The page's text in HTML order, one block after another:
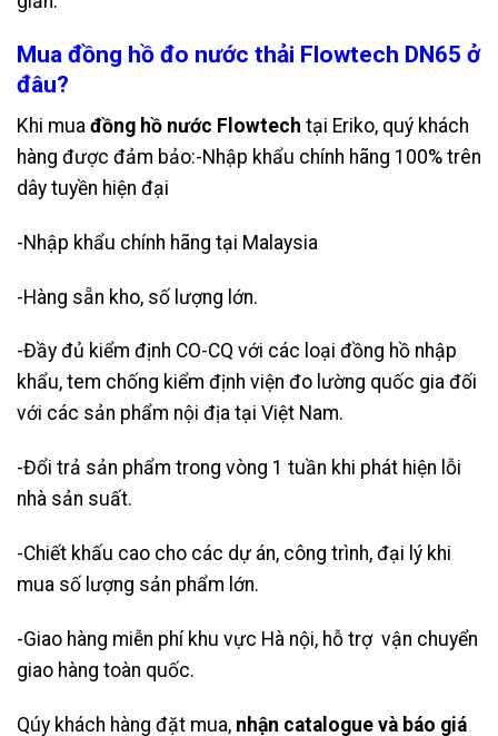
Mua đồng hồ đo nước thải Flowtech DN65 ở
đâu?
Khi mua đồng hồ nước Flowtech tại Eriko, quý khách
hàng được đảm bảo:-Nhập khẩu chính hãng 100% trên
dây tuyền hiện đại
-Nhập khẩu chính hãng tại Malaysia
-Hàng sẵn kho, số lượng lớn.
-Đầy đủ kiểm định CO-CQ với các loại đồng hồ nhập
khẩu, tem chống kiểm định viện đo lường quốc gia đối
với các sản phẩm nội địa tại Việt Nam.
-Đổi trả sản phẩm trong vòng 1 tuần khi phát hiện lỗi
nhà sản suất.
-Chiết khấu cao cho các dự án, công trình, đại lý khi
mua số lượng sản phẩm lớn.
-Giao hàng miễn phí khu vực Hà nội, hỗ trợ vận chuyển
giao hàng toàn quốc.
Qúy khách hàng đặt mua, nhận catalogue và báo giá